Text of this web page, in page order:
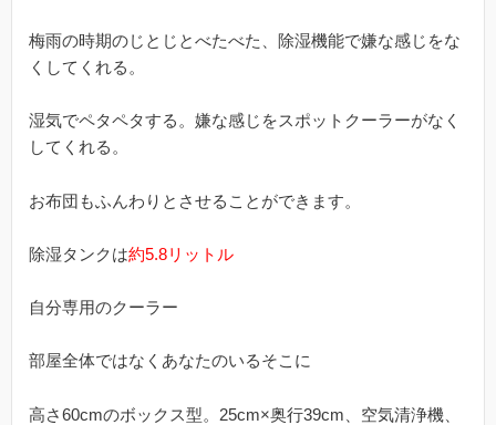
梅雨の時期のじとじとべたべた、除湿機能で嫌な感じをな
くしてくれる。
湿気でペタペタする。嫌な感じをスポットクーラーがなく
してくれる。
お布団もふんわりとさせることができます。
除湿タンクは約5.8リットル
自分専用のクーラー
部屋全体ではなくあなたのいるそこに
高さ60cmのボックス型。25cm×奥行39cm、空気清浄機、